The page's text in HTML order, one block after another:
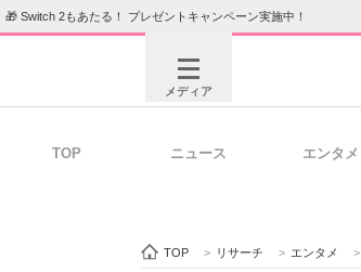
🎁 Switch 2もあたる！ プレゼントキャンペーン実施中！
メディア
TOP ニュース エンタメ
TOP > リサーチ > エンタメ >